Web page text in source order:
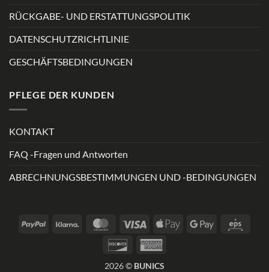
RÜCKGABE- UND ERSTATTUNGSPOLITIK
DATENSCHUTZRICHTLINIE
GESCHÄFTSBEDINGUNGEN
PFLEGE DER KUNDEN
KONTAKT
FAQ -Fragen und Antworten
ABRECHNUNGSBESTIMMUNGEN UND -BEDINGUNGEN
PayPal Klarna MasterCardVisa
Apple
Google
Discover
2026 © BUNICS